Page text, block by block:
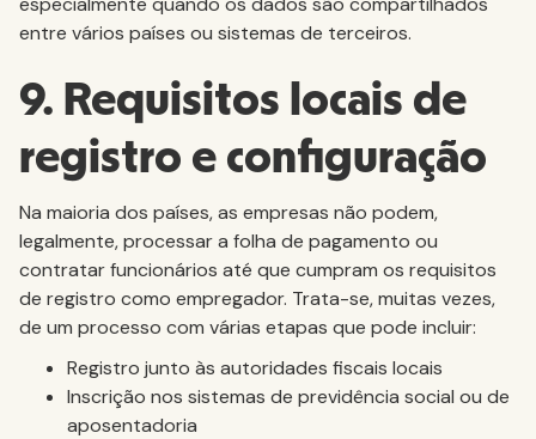
entre vários países ou sistemas de terceiros.
9. Requisitos locais de
registro e configuração
Na maioria dos países, as empresas não podem,
legalmente, processar a folha de pagamento ou
contratar funcionários até que cumpram os requisitos
de registro como empregador. Trata-se, muitas vezes,
de um processo com várias etapas que pode incluir:
Registro junto às autoridades fiscais locais
Inscrição nos sistemas de previdência social ou de
aposentadoria